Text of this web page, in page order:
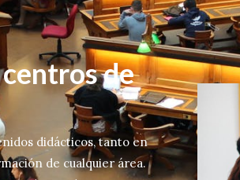
de
didácticos, tanto en
de cualquier área.